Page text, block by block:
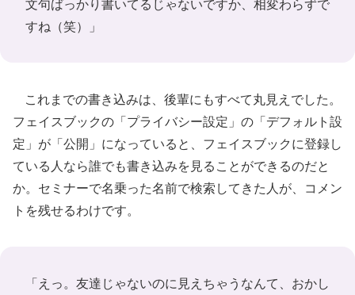
文句ばっかり書いてるじゃないですか、相変わらずで
すね（笑）」
これまでの書き込みは、後輩にもすべて丸見えでした。
フェイスブックの「プライバシー設定」の「デフォルト設
定」が「公開」になっていると、フェイスブックに登録し
ている人なら誰でも書き込みを見ることができるのだと
か。セミナーで名乗った名前で検索してきた人が、コメン
トを残せるわけです。
「えっ。友達じゃないのに見えちゃうなんて、おかし